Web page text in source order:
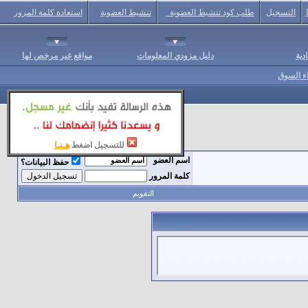
للتسجيل اضغط هـنـا
التسجيل طلب كود تنشيط العضوية تنشيط العضوية استعادة كلمة المرور
دليل مزودي المعلومات مواقع غير مرخص لها
السوق
اسم العضو
حفظ البيانات؟
كلمة المرور
التقويم